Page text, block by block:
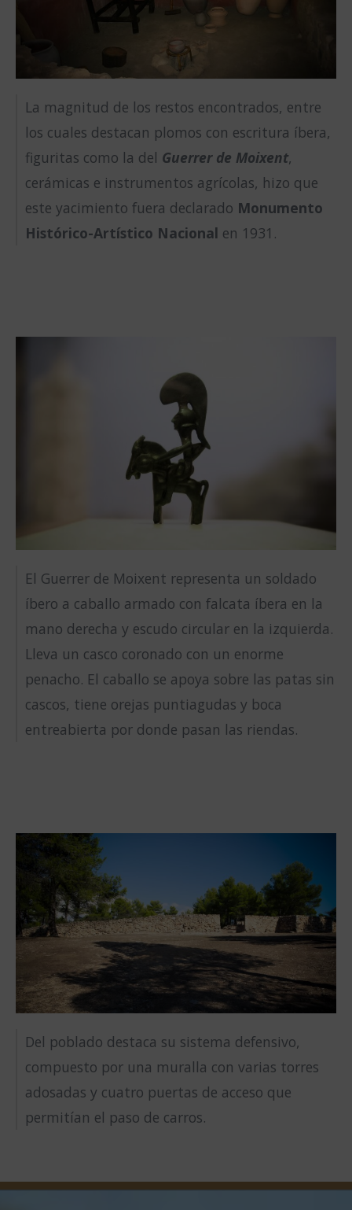
La magnitud de los restos encontrados, entre
los cuales destacan plomos con escritura íbera,
figuritas como la del Guerrer de Moixent,
cerámicas e instrumentos agrícolas, hizo que
este yacimiento fuera declarado Monumento
Histórico-Artístico Nacional en 1931.
El Guerrer de Moixent representa un soldado
íbero a caballo armado con falcata íbera en la
mano derecha y escudo circular en la izquierda.
Lleva un casco coronado con un enorme
penacho. El caballo se apoya sobre las patas sin
cascos, tiene orejas puntiagudas y boca
entreabierta por donde pasan las riendas.
Del poblado destaca su sistema defensivo,
compuesto por una muralla con varias torres
adosadas y cuatro puertas de acceso que
permitían el paso de carros.